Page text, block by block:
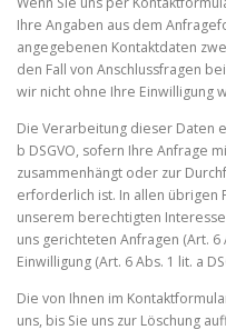
Ihre Angaben aus dem
angegebenen Kontaktdaten
den Fall von Anschlussfragen
wir nicht ohne Ihre Einwilligung
Die Verarbeitung dieser Daten
b DSGVO, sofern Ihre Anfrage
zusammenhängt oder zur
erforderlich ist. In allen übrigen
unserem berechtigten
uns gerichteten Anfragen (Art. 6
Einwilligung (Art. 6 Abs. 1 lit. a
Die von Ihnen im
uns, bis Sie uns zur Löschung